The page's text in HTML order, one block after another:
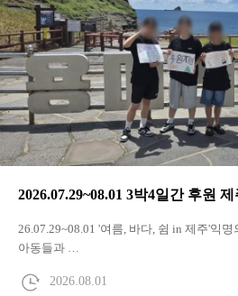
2026.07.29~08.01 3박4일간 후원
26.07.29~08.01 '여름, 바다, 쉼 in 제주'익
아동들과 …
2026.08.01